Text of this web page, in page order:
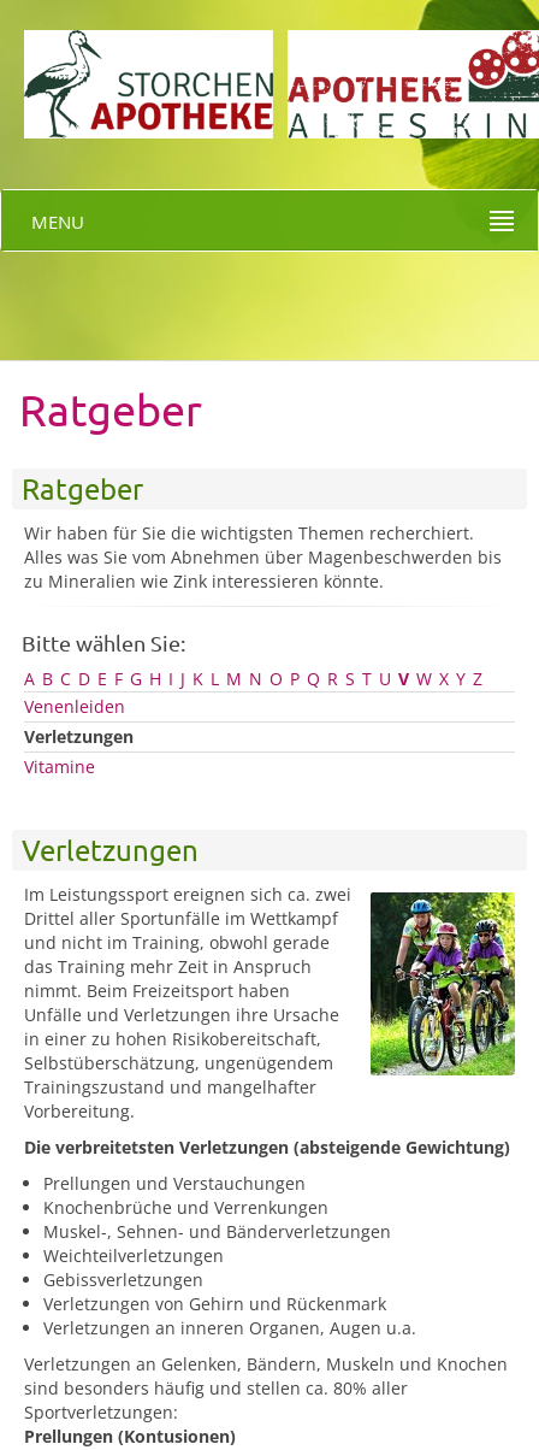
MENU
Ratgeber
Ratgeber
Wir haben für Sie die wichtigsten Themen recherchiert.
Alles was Sie vom Abnehmen über Magenbeschwerden bis
zu Mineralien wie Zink interessieren könnte.
Bitte wählen Sie:
A B C D E F G H I J K L M N O P Q R S T U V W X Y Z
Venenleiden
Verletzungen
Vitamine
Verletzungen
Im Leistungssport ereignen sich ca. zwei
Drittel aller Sportunfälle im Wettkampf
und nicht im Training, obwohl gerade
das Training mehr Zeit in Anspruch
nimmt. Beim Freizeitsport haben
Unfälle und Verletzungen ihre Ursache
in einer zu hohen Risikobereitschaft,
Selbstüberschätzung, ungenügendem
Trainingszustand und mangelhafter
Vorbereitung.
Die verbreitetsten Verletzungen (absteigende Gewichtung)
Prellungen und Verstauchungen
Knochenbrüche und Verrenkungen
Muskel-, Sehnen- und Bänderverletzungen
Weichteilverletzungen
Gebissverletzungen
Verletzungen von Gehirn und Rückenmark
Verletzungen an inneren Organen, Augen u.a.
Verletzungen an Gelenken, Bändern, Muskeln und Knochen
sind besonders häufig und stellen ca. 80% aller
Sportverletzungen:
Prellungen (Kontusionen)